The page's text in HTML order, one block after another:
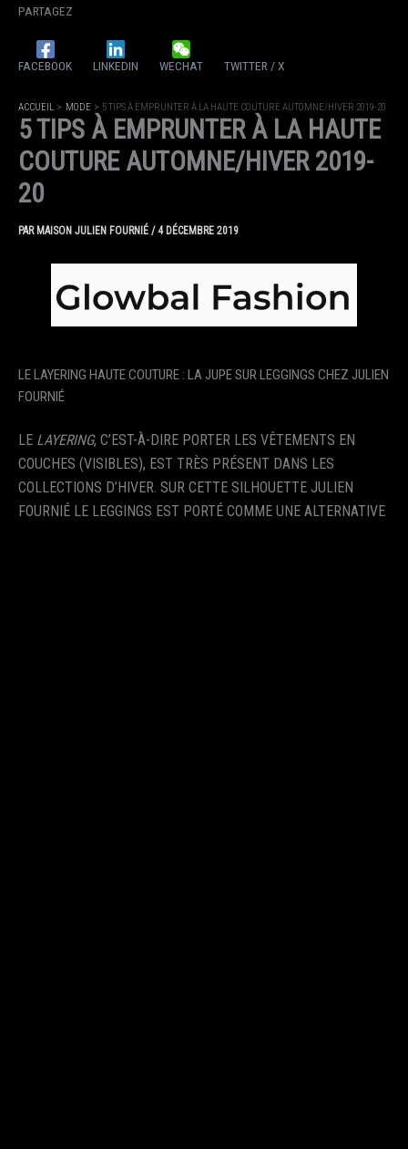
PARTAGEZ
FACEBOOK LINKEDIN WECHAT TWITTER / X
ACCUEIL MODE 5 TIPS À EMPRUNTER À LA HAUTE COUTURE AUTOMNE/HIVER 2019-20
5 TIPS À EMPRUNTER À LA HAUTE
COUTURE AUTOMNE/HIVER 2019-
20
PAR MAISON JULIEN FOURNIÉ / 4 DÉCEMBRE 2019
LE LAYERING HAUTE COUTURE : LA JUPE SUR LEGGINGS CHEZ JULIEN
FOURNIÉ
LE LAYERING, C’EST-À-DIRE PORTER LES VÊTEMENTS EN
COUCHES (VISIBLES), EST TRÈS PRÉSENT DANS LES
COLLECTIONS D’HIVER. SUR CETTE SILHOUETTE JULIEN
FOURNIÉ LE LEGGINGS EST PORTÉ COMME UNE ALTERNATIVE